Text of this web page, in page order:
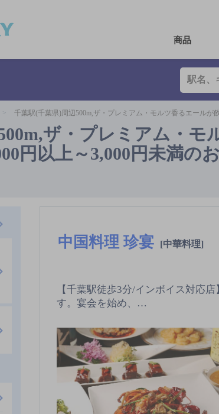
商品
千葉駅(千葉県)周辺500m,ザ・プレミアム・モルツ香るエールが
ザ・プレミアム・モ
円以上～3,000円未満の
中国料理 珍宴 [中華料理]
【千葉駅徒歩3分/インボイス対応
す。宴会を始め、…